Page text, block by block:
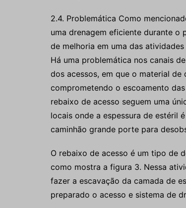
2.4. Problemática Como
uma drenagem eficiente durante
de melhoria em uma das
Há uma problemática nos canais
dos acessos, em que o material de
comprometendo o escoamento
rebaixo de acesso seguem uma
locais onde a espessura de estéril
caminhão grande porte para
O rebaixo de acesso é um tipo de
como mostra a figura 3. Nessa
fazer a escavação da camada de
preparado o acesso e sistema de